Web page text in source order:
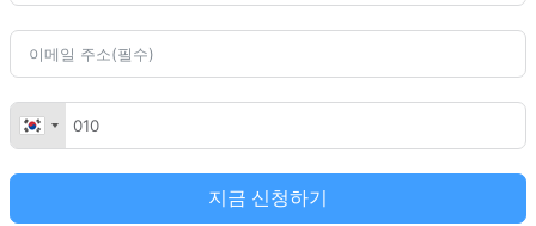
지금 신청하기